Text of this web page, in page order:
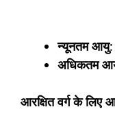
न्यूनतम आयु:
अधिकतम आयु
आरक्षित वर्ग के लिए